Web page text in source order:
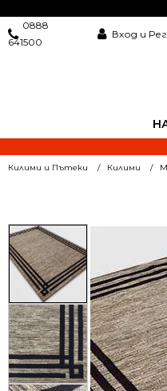
0888
641500
Вход и
Килими и Пътеки Килими